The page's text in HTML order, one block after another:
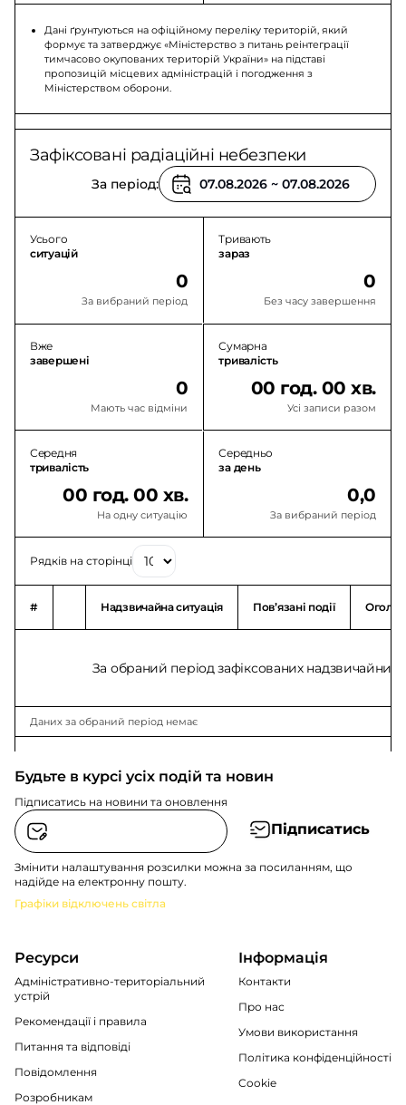
Дані ґрунтуються на офіційному переліку територій, який
формує та затверджує «Міністерство з питань реінтеграції
тимчасово окупованих територій України» на підставі
пропозицій місцевих адміністрацій і погодження з
Міністерством оборони.
Зафіксовані радіаційні небезпеки
За період:
Усього
ситуацій
0
За вибраний період
Тривають
зараз
0
Без часу завершення
Вже
завершені
0
Мають час відміни
Сумарна
тривалість
00 год. 00 хв.
Усі записи разом
Середня
тривалість
00 год. 00 хв.
На одну ситуацію
Середньо
за день
0,0
За вибраний період
Рядків на сторінці
# Надзвичайна ситуація Повʼязані події
За обраний період зафіксованих надзвичайних
Даних за обраний період немає
Будьте в курсі усіх подій та новин
Підписатись на новини та оновлення
Підписатись
Змінити налаштування розсилки можна за посиланням, що
надійде на електронну пошту.
Графіки відключень світла
Ресурси
Адміністративно-територіальний
устрій
Рекомендації i правила
Питання та відповіді
Повідомлення
Розробникам
Інформація
Контакти
Про нас
Умови використання
Політика конфіденційності
Cookie